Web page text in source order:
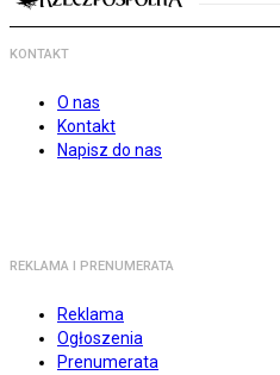
KONTAKT
O nas
Kontakt
Napisz do nas
REKLAMA I PRENUMERATA
Reklama
Ogłoszenia
Prenumerata